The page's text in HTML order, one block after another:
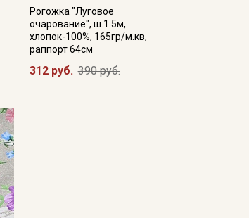
Рогожка "Луговое
очарование", ш.1.5м,
хлопок-100%, 165гр/м.кв,
раппорт 64см
312 руб. 390 руб.